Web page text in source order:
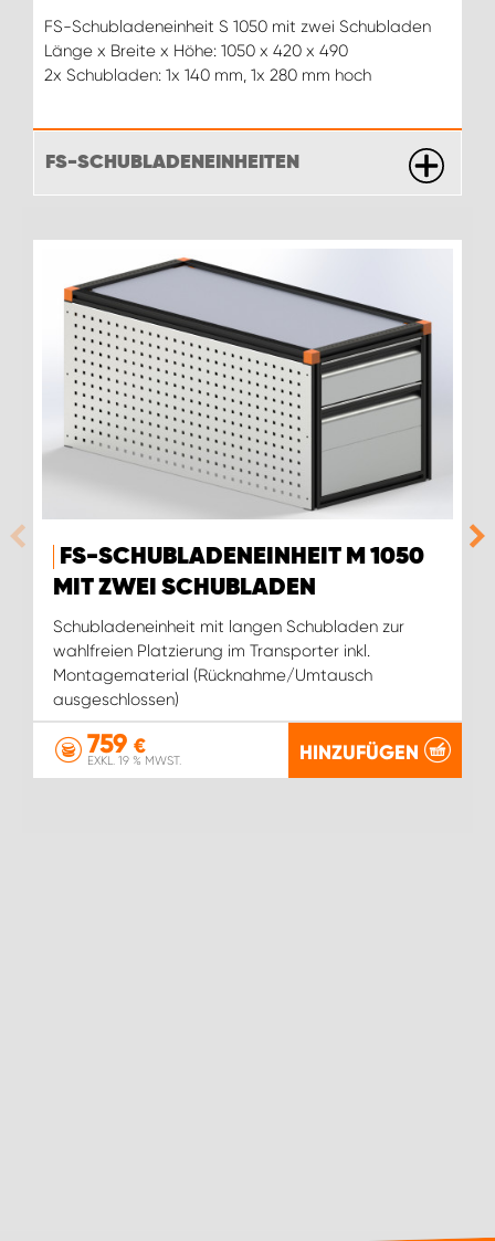
FS-Schubladeneinheit S 1050 mit zwei Schubladen
Länge x Breite x Höhe: 1050 x 420 x 490
2x Schubladen: 1x 140 mm, 1x 280 mm hoch
FS-SCHUBLADENEINHEITEN
FS-SCHUBLADENEINHEIT M 1050
MIT ZWEI SCHUBLADEN
Schubladeneinheit mit langen Schubladen zur
wahlfreien Platzierung im Transporter inkl.
Montagematerial (Rücknahme/Umtausch
ausgeschlossen)
759 €
EXKL. 19 % MWST. HINZUFÜGEN